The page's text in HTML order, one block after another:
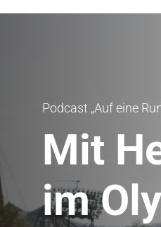
Podcast „Auf eine
Mit
im